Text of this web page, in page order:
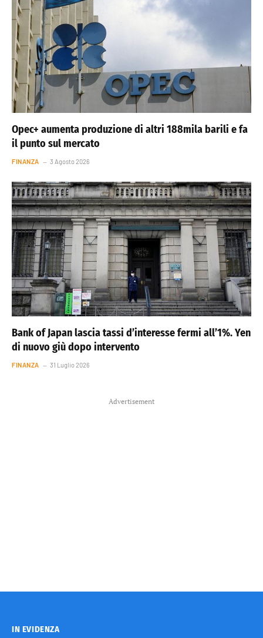
Opec+ aumenta produzione di altri 188mila barili e fa
il punto sul mercato
FINANZA 3 Agosto 2026
Bank of Japan lascia tassi d’interesse fermi all’1%. Yen
di nuovo giù dopo intervento
FINANZA 31 Luglio 2026
Advertisement
IN EVIDENZA